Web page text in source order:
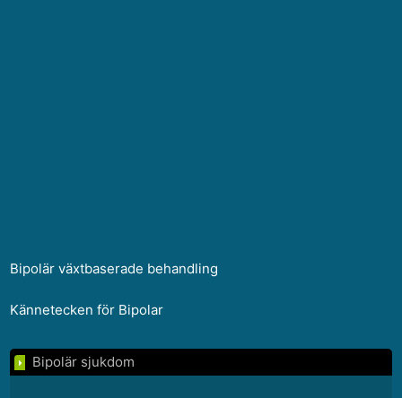
Bipolär växtbaserade behandling
Kännetecken för Bipolar
Bipolär sjukdom